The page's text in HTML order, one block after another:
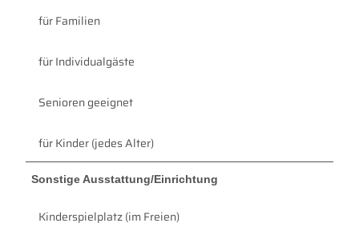
für Familien
für Individualgäste
Senioren geeignet
für Kinder (jedes Alter)
Sonstige Ausstattung/Einrichtung
Kinderspielplatz (im Freien)